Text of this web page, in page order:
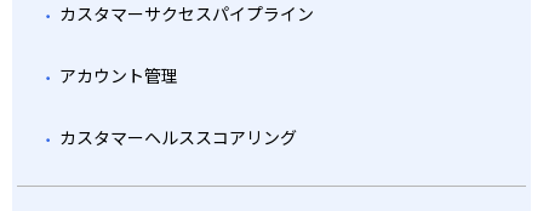
カスタマーサクセスパイプライン
アカウント管理
カスタマーヘルススコアリング